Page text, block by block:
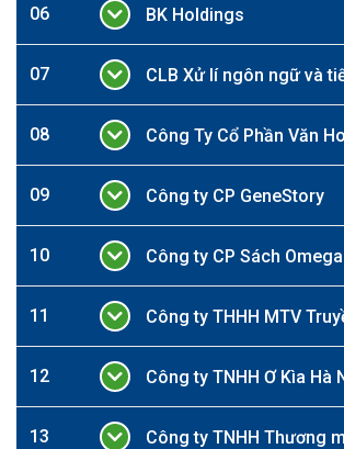
06 BK Holdings
07 CLB Xử lí ngôn ngữ và
08 Công Ty Cổ Phần Văn
09 Công ty CP GeneStory
10 Công ty CP Sách
11 Công ty THHH MTV
12 Công ty TNHH Ơ Kìa Hà
13 Công ty TNHH Thương